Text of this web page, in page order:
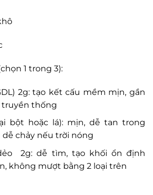
1 trong 3):
2g: tạo kết cấu mềm mịn, gần
thống
bột hoặc lá): mịn, dễ tan trong
chảy nếu trời nóng
2g: dễ tìm, tạo khối ổn định
không mượt bằng 2 loại trên